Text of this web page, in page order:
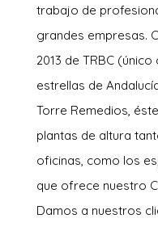
trabajo de
grandes empresas.
2013 de TRBC
estrellas de
Torre Remedios,
plantas de altura
oficinas, como los
que ofrece nuestro
Damos a nuestros